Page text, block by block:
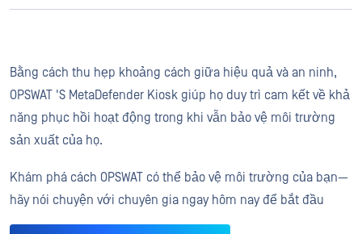
Bằng cách thu hẹp khoảng cách giữa hiệu quả và an ninh,
OPSWAT 'S MetaDefender Kiosk giúp họ duy trì cam kết về khả
năng phục hồi hoạt động trong khi vẫn bảo vệ môi trường
sản xuất của họ.
Khám phá cách OPSWAT có thể bảo vệ môi trường của bạn—
hãy nói chuyện với chuyên gia ngay hôm nay để bắt đầu